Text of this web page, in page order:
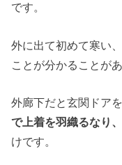
です。
外に出て初めて寒い
ことが分かることがあ
外廊下だと玄関ドア
で上着を羽織るなり
けです。